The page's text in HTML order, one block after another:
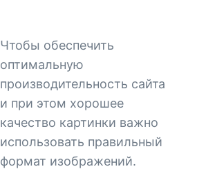
Чтобы обеспечить
оптимальную
производительность сайта
и при этом хорошее
качество картинки важно
использовать правильный
формат изображений.